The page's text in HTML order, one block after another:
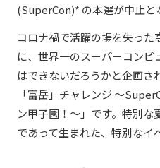
(SuperCon)* の本選が中止と
コロナ禍で活躍の場を失っ
に、世界一のスーパーコンピ
はできないだろうかと企画
「富岳」チャレンジ ～
ン甲子園！～」です。特別
であって生まれた、特別なイ